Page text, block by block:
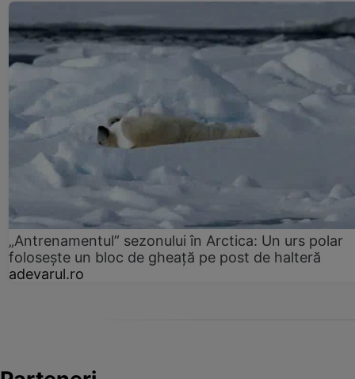
„Antrenamentul” sezonului în Arctica: Un urs polar
folosește un bloc de gheață pe post de halteră
adevarul.ro